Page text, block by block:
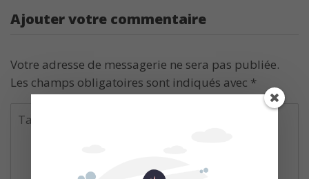
Ajouter votre commentaire
Votre adresse de messagerie ne sera pas publiée.
Les champs obligatoires sont indiqués avec *